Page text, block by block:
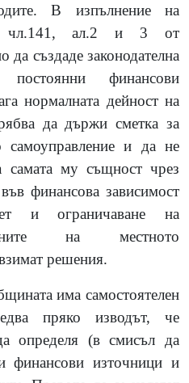
В изпълнение на
чл.141, ал.2 и 3 от
да създаде законодателна
постоянни финансови
нормалната дейност на
да държи сметка за
самоуправление и да не
самата му същност чрез
финансова зависимост
и ограничаване на
на местното
решения.
има самостоятелен
пряко изводът, че
определя (в смисъл да
финансови източници и